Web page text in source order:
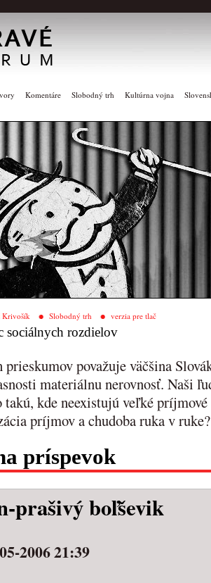
Komentáre Slobodný trh Kultúrna vojna
Krivošík Slobodný trh verzia pre tlač
sociálnych rozdielov
prieskumov považuje väčšina
materiálnu nerovnosť. Naši
takú, kde neexistujú veľké
príjmov a chudoba ruka v ruke?
príspevok
prašivý boľševik
2006 21:39